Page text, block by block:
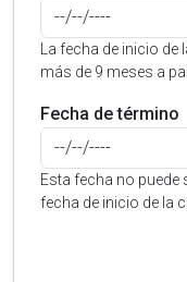
La fecha de inicio
más de 9 meses a
Fecha de término
Esta fecha no puede
fecha de inicio de la